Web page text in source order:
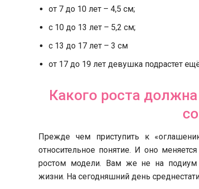
от 7 до 10 лет – 4,5 см;
с 10 до 13 лет – 5,2 см;
с 13 до 17 лет – 3 см
от 17 до 19 лет девушка подрастет
Какого роста
Прежде чем приступить к
относительное понятие. И оно
ростом модели. Вам же не на подиум
жизни. На сегодняшний день